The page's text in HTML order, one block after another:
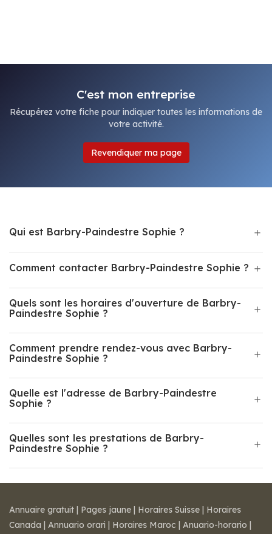
C'est mon entreprise
Récupérez votre fiche pour indiquer toutes les informations de
votre activité.
Revendiquer ma page
Qui est Barbry-Paindestre Sophie ?
Comment contacter Barbry-Paindestre Sophie ?
Quels sont les horaires d'ouverture de Barbry-
Paindestre Sophie ?
Comment prendre rendez-vous avec Barbry-
Paindestre Sophie ?
Quelle est l'adresse de Barbry-Paindestre
Sophie ?
Quelles sont les prestations de Barbry-
Paindestre Sophie ?
Annuaire gratuit | Pages jaune | Horaires Suisse | Horaires
Canada | Annuario orari | Horaires Maroc | Anuario-horario |